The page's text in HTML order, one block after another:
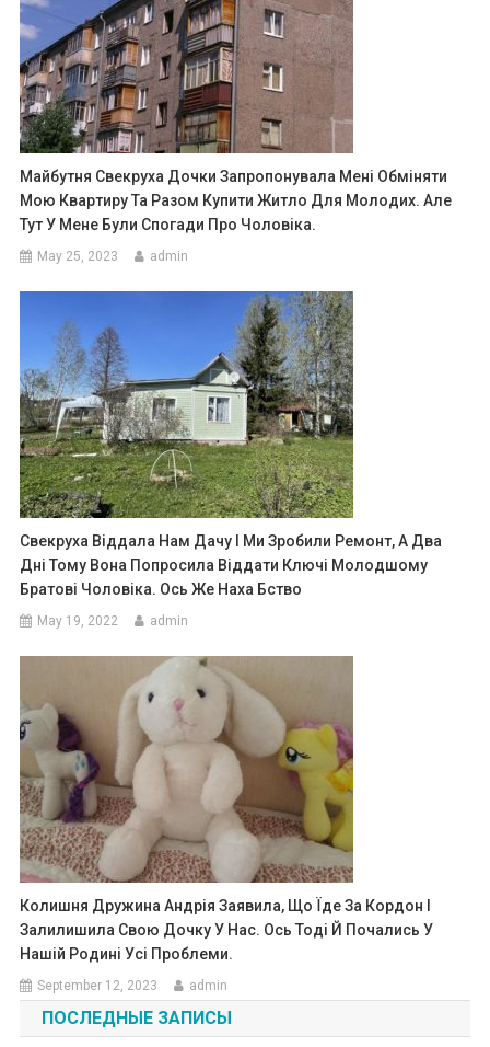
Майбутня Свекруха Дочки Запропонувала Мені Обміняти
Мою Квартиру Та Разом Купити Житло Для Молодих. Але
Тут У Мене Були Спогади Про Чоловіка.
May 25, 2023 admin
Свекруха Віддала Нам Дачу І Ми Зробили Ремонт, А Два
Дні Тому Вона Попросила Віддати Ключі Молодшому
Братові Чоловіка. Ось Же Наха Бство
May 19, 2022 admin
Колишня Дружина Андрія Заявила, Що Їде За Кордон І
Залилишила Свою Дочку У Нас. Ось Тоді Й Почались У
Нашій Родині Усі Проблеми.
September 12, 2023 admin
ПОСЛЕДНЫЕ ЗАПИСЫ